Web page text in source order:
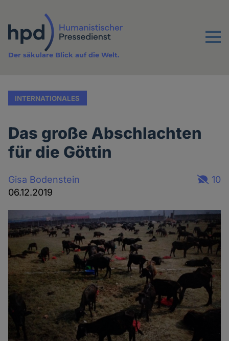
Inhalt
Menu
Der säkulare Blick auf die Welt.
INTERNATIONALES
Das große Abschlachten
für die Göttin
Gisa Bodenstein
06.12.2019
10